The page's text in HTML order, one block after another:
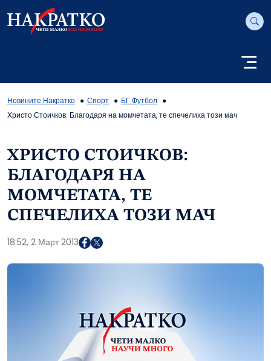
Новините Накратко Спорт
БГ Футбол
Христо Стоичков: Благодаря на момчетата, те спечелиха този мач
ХРИСТО СТОИЧКОВ:
БЛАГОДАРЯ НА
МОМЧЕТАТА, ТЕ
СПЕЧЕЛИХА ТОЗИ МАЧ
18:52, 2 Март 2013